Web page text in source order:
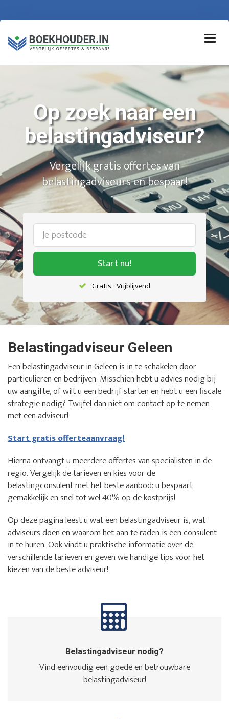
Op zoek naar een
belastingadviseur?
Vergelijk gratis offertes van
belastingadviseurs en bespaar!
Start nu!
Gratis - Vrijblijvend
Belastingadviseur Geleen
Een belastingadviseur in Geleen is in te schakelen door
particulieren en bedrijven. Misschien hebt u advies nodig bij
uw aangifte, of wilt u een bedrijf starten en hebt u een fiscale
strategie nodig? Twijfel dan niet om contact op te nemen
met een adviseur!
Start gratis offerteaanvraag!
Hierna ontvangt u meerdere offertes van specialisten in de
regio. Vergelijk de tarieven en kies voor de
belastingconsulent met het beste aanbod: u bespaart
gemakkelijk en snel tot wel 40% op de kostprijs!
Op deze pagina leest u wat een belastingadviseur is, wat
adviseurs doen en waarom het aan te raden is een consulent
in te huren. Ook vindt u praktische informatie over de
verschillende tarieven en geven we handige tips voor het
kiezen van de beste adviseur!
Belastingadviseur nodig?
Vind eenvoudig een goede en betrouwbare
belastingadviseur!